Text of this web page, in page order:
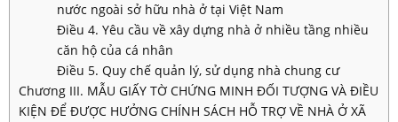
nước ngoài sở hữu nhà ở tại Việt Nam
Điều 4. Yêu cầu về xây dựng nhà ở nhiều tầng nhiều
căn hộ của cá nhân
Điều 5. Quy chế quản lý, sử dụng nhà chung cư
Chương III. MẪU GIẤY TỜ CHỨNG MINH ĐỐI TƯỢNG VÀ ĐIỀU
KIỆN ĐỂ ĐƯỢC HƯỞNG CHÍNH SÁCH HỖ TRỢ VỀ NHÀ Ở XÃ